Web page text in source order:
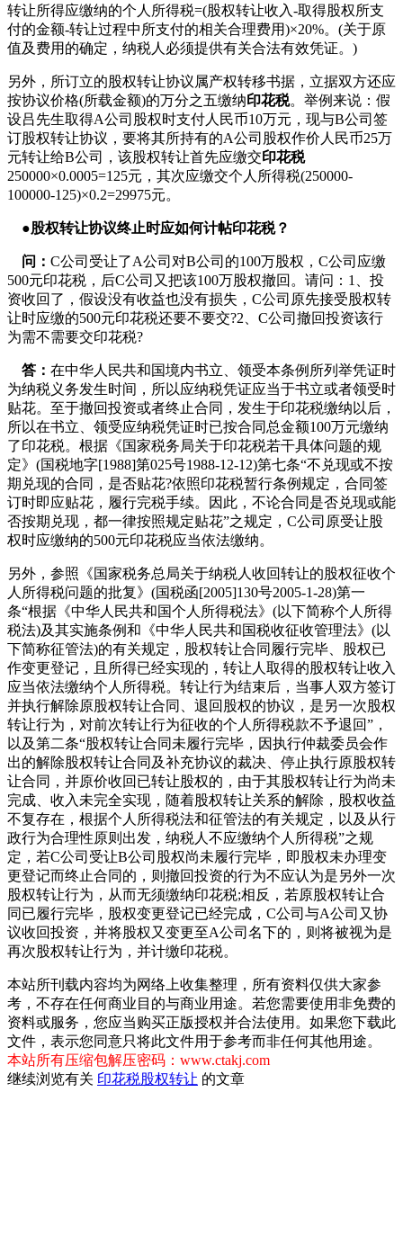
转让所得应缴纳的个人所得税=(股权转让收入-取得股权所支
付的金额-转让过程中所支付的相关合理费用)×20%。(关于原
值及费用的确定，纳税人必须提供有关合法有效凭证。)
另外，所订立的股权转让协议属产权转移书据，立据双方还应
按协议价格(所载金额)的万分之五缴纳印花税。举例来说：假
设吕先生取得A公司股权时支付人民币10万元，现与B公司签
订股权转让协议，要将其所持有的A公司股权作价人民币25万
元转让给B公司，该股权转让首先应缴交印花税
250000×0.0005=125元，其次应缴交个人所得税(250000-
100000-125)×0.2=29975元。
●股权转让协议终止时应如何计帖印花税？
问： C公司受让了A公司对B公司的100万股权，C公司应缴
500元印花税，后C公司又把该100万股权撤回。请问：1、投
资收回了，假设没有收益也没有损失，C公司原先接受股权转
让时应缴的500元印花税还要不要交?2、C公司撤回投资该行
为需不需要交印花税?
答： 在中华人民共和国境内书立、领受本条例所列举凭证时
为纳税义务发生时间，所以应纳税凭证应当于书立或者领受时
贴花。至于撤回投资或者终止合同，发生于印花税缴纳以后，
所以在书立、领受应纳税凭证时已按合同总金额100万元缴纳
了印花税。根据《国家税务局关于印花税若干具体问题的规
定》(国税地字[1988]第025号1988-12-12)第七条“不兑现或不按
期兑现的合同，是否贴花?依照印花税暂行条例规定，合同签
订时即应贴花，履行完税手续。因此，不论合同是否兑现或能
否按期兑现，都一律按照规定贴花”之规定，C公司原受让股
权时应缴纳的500元印花税应当依法缴纳。
另外，参照《国家税务总局关于纳税人收回转让的股权征收个
人所得税问题的批复》(国税函[2005]130号2005-1-28)第一
条“根据《中华人民共和国个人所得税法》(以下简称个人所得
税法)及其实施条例和《中华人民共和国税收征收管理法》(以
下简称征管法)的有关规定，股权转让合同履行完毕、股权已
作变更登记，且所得已经实现的，转让人取得的股权转让收入
应当依法缴纳个人所得税。转让行为结束后，当事人双方签订
并执行解除原股权转让合同、退回股权的协议，是另一次股权
转让行为，对前次转让行为征收的个人所得税款不予退回”，
以及第二条“股权转让合同未履行完毕，因执行仲裁委员会作
出的解除股权转让合同及补充协议的裁决、停止执行原股权转
让合同，并原价收回已转让股权的，由于其股权转让行为尚未
完成、收入未完全实现，随着股权转让关系的解除，股权收益
不复存在，根据个人所得税法和征管法的有关规定，以及从行
政行为合理性原则出发，纳税人不应缴纳个人所得税”之规
定，若C公司受让B公司股权尚未履行完毕，即股权未办理变
更登记而终止合同的，则撤回投资的行为不应认为是另外一次
股权转让行为，从而无须缴纳印花税;相反，若原股权转让合
同已履行完毕，股权变更登记已经完成，C公司与A公司又协
议收回投资，并将股权又变更至A公司名下的，则将被视为是
再次股权转让行为，并计缴印花税。
本站所刊载内容均为网络上收集整理，所有资料仅供大家参
考，不存在任何商业目的与商业用途。若您需要使用非免费的
资料或服务，您应当购买正版授权并合法使用。如果您下载此
文件，表示您同意只将此文件用于参考而非任何其他用途。
本站所有压缩包解压密码：www.ctakj.com
继续浏览有关 印花税股权转让 的文章